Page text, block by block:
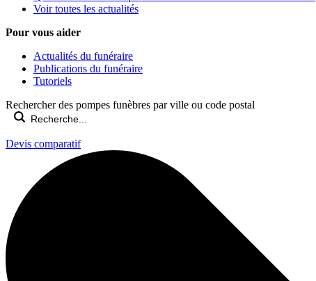
Voir toutes les actualités
Pour vous aider
Actualités du funéraire
Publications du funéraire
Tutoriels
Rechercher des pompes funèbres par ville ou code postal
Devis comparatif